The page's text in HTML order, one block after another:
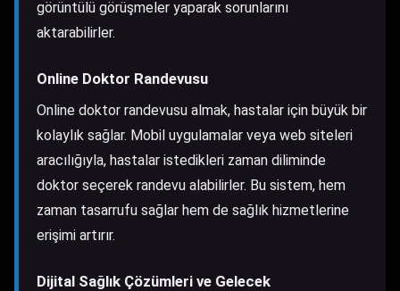
görüntülü görüşmeler yaparak sorunlarını
aktarabilirler.
Online Doktor Randevusu
Online doktor randevusu almak, hastalar için büyük bir
kolaylık sağlar. Mobil uygulamalar veya web siteleri
aracılığıyla, hastalar istedikleri zaman diliminde
doktor seçerek randevu alabilirler. Bu sistem, hem
zaman tasarrufu sağlar hem de sağlık hizmetlerine
erişimi artırır.
Dijital Sağlık Çözümleri ve Gelecek